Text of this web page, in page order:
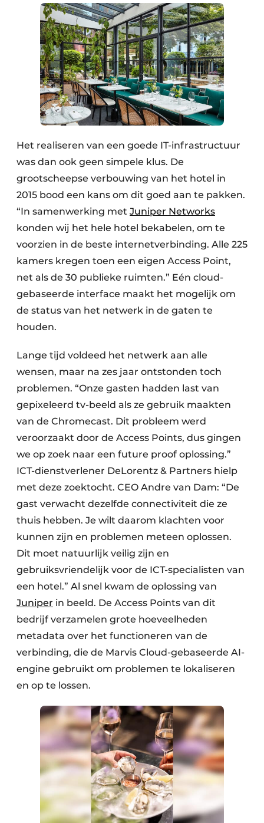
Het realiseren van een goede IT-infrastructuur
was dan ook geen simpele klus. De
grootscheepse verbouwing van het hotel in
2015 bood een kans om dit goed aan te pakken.
“In samenwerking met Juniper Networks
konden wij het hele hotel bekabelen, om te
voorzien in de beste internetverbinding. Alle 225
kamers kregen toen een eigen Access Point,
net als de 30 publieke ruimten.” Eén cloud-
gebaseerde interface maakt het mogelijk om
de status van het netwerk in de gaten te
houden.
Lange tijd voldeed het netwerk aan alle
wensen, maar na zes jaar ontstonden toch
problemen. “Onze gasten hadden last van
gepixeleerd tv-beeld als ze gebruik maakten
van de Chromecast. Dit probleem werd
veroorzaakt door de Access Points, dus gingen
we op zoek naar een future proof oplossing.”
ICT-dienstverlener DeLorentz & Partners hielp
met deze zoektocht. CEO Andre van Dam: “De
gast verwacht dezelfde connectiviteit die ze
thuis hebben. Je wilt daarom klachten voor
kunnen zijn en problemen meteen oplossen.
Dit moet natuurlijk veilig zijn en
gebruiksvriendelijk voor de ICT-specialisten van
een hotel.” Al snel kwam de oplossing van
Juniper in beeld. De Access Points van dit
bedrijf verzamelen grote hoeveelheden
metadata over het functioneren van de
verbinding, die de Marvis Cloud-gebaseerde AI-
engine gebruikt om problemen te lokaliseren
en op te lossen.